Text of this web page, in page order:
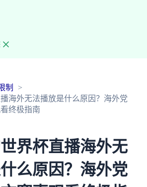
制
海外无法播放是什么原因？海外党
终极指南
界杯直播海外无
么原因？海外党